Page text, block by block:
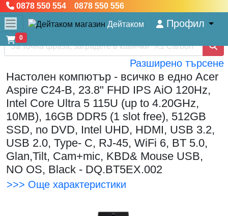
0878 550 554 0878 550 556
Дейтаком Профил
0
Разширено търсене
Настолен компютър - всичко в едно Acer
Aspire C24-B, 23.8" FHD IPS AiO 120Hz,
Intel Core Ultra 5 115U (up to 4.20GHz,
10MB), 16GB DDR5 (1 slot free), 512GB
SSD, no DVD, Intel UHD, HDMI, USB 3.2,
USB 2.0, Type- C, RJ-45, WiFi 6, BT 5.0,
Glan,Tilt, Cam+mic, KBD& Mouse USB,
NO OS, Black - DQ.BT5EX.002
>>> Още характеристики